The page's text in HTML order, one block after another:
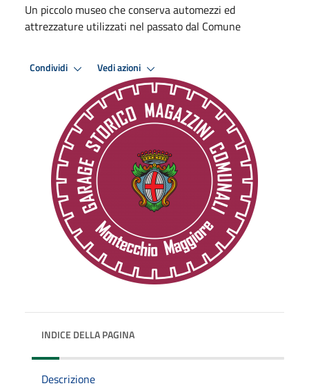
Un piccolo museo che conserva automezzi ed
attrezzature utilizzati nel passato dal Comune
Condividi Vedi azioni
INDICE DELLA PAGINA
Descrizione